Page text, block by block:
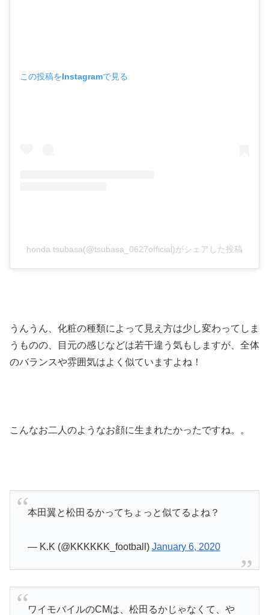
この投稿をInstagramで見る
honda tsubasa(@tsubasa_0627official)がシェアした投稿
うんうん、化粧の種類によって見え方は少し変わってしま
うものの、目元の感じなどは若干違う気もしますが、全体
のバランスや雰囲気はよく似ていますよね！
こんなお二人のようなお顔に生まれたかったですね。。
本田翼と松田るかってちょっと似てるよね？
— K.K (@KKKKKK_football) January 6, 2020
ワイモバイルのCMは、松田るかじゃなくて、や